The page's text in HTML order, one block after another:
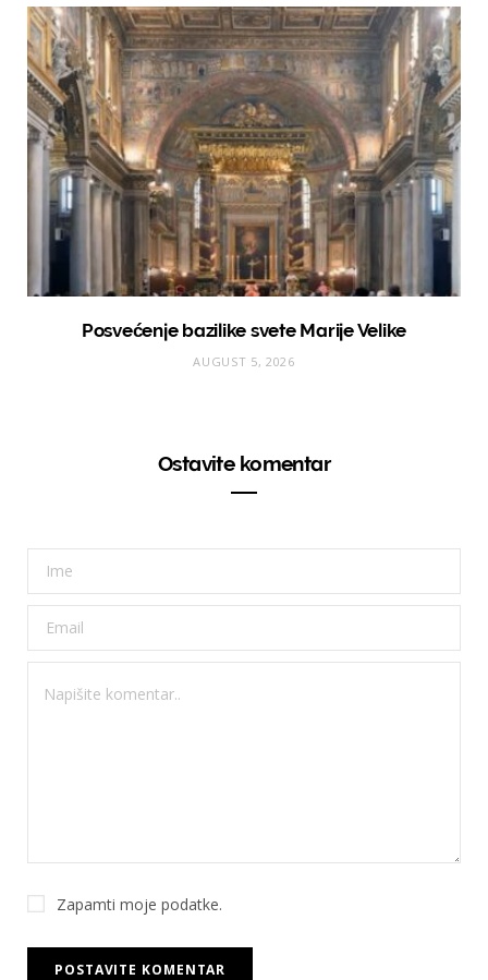
Posvećenje bazilike svete Marije Velike
AUGUST 5, 2026
Ostavite komentar
Zapamti moje podatke.